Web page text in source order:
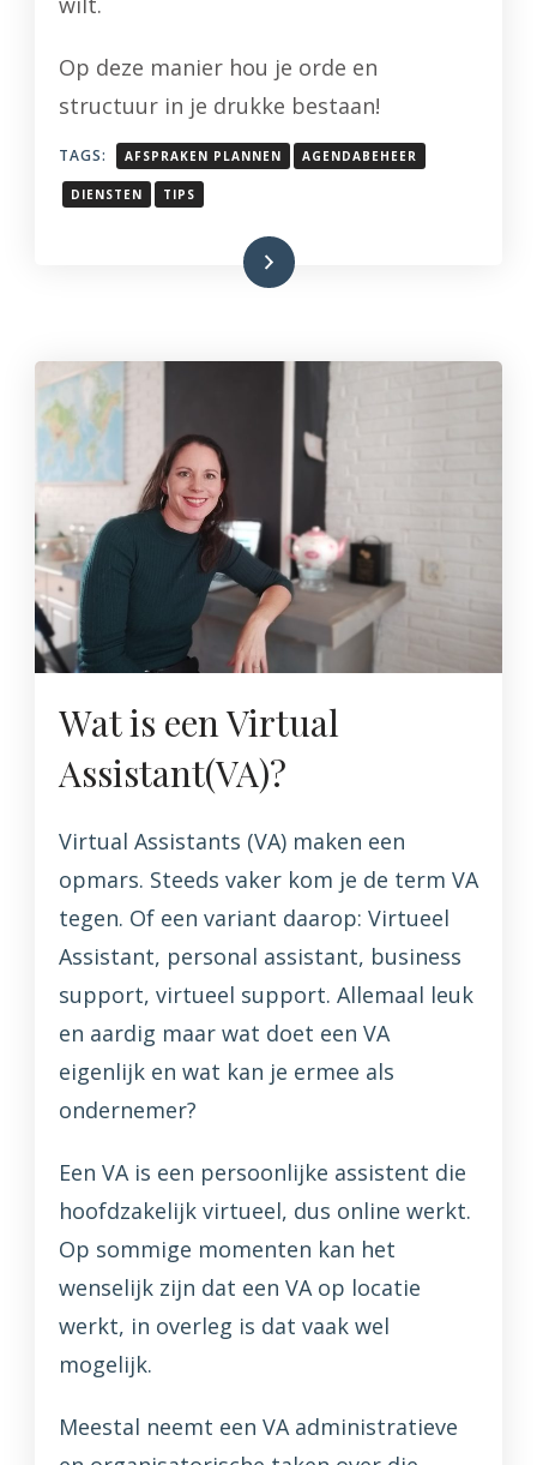
Op deze manier hou je orde en
structuur in je drukke bestaan!
TAGS: AFSPRAKEN PLANNEN AGENDABEHEER
DIENSTEN TIPS
Lees meer
Wat is een Virtual
Assistant(VA)?
Virtual Assistants (VA) maken een
opmars. Steeds vaker kom je de term VA
tegen. Of een variant daarop: Virtueel
Assistant, personal assistant, business
support, virtueel support. Allemaal leuk
en aardig maar wat doet een VA
eigenlijk en wat kan je ermee als
ondernemer?
Een VA is een persoonlijke assistent die
hoofdzakelijk virtueel, dus online werkt.
Op sommige momenten kan het
wenselijk zijn dat een VA op locatie
werkt, in overleg is dat vaak wel
mogelijk.
Meestal neemt een VA administratieve